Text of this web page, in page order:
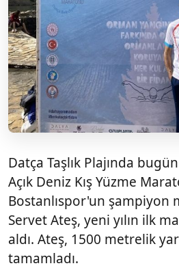
Datça Taşlık Plajında
Açık Deniz Kış Yüzme
Bostanlıspor'un şampiyon
Servet Ateş, yeni yılın ilk
aldı. Ateş, 1500 metrelik
tamamladı.